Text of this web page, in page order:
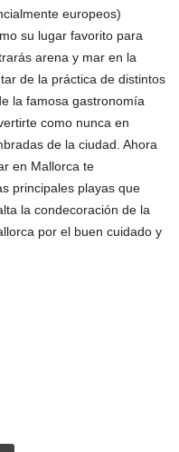
europeos)
su lugar favorito para
arena y mar en la
de la práctica de distintos
la famosa gastronomía
como nunca en
de la ciudad. Ahora
en Mallorca te
principales playas que
la condecoración de la
por el buen cuidado y